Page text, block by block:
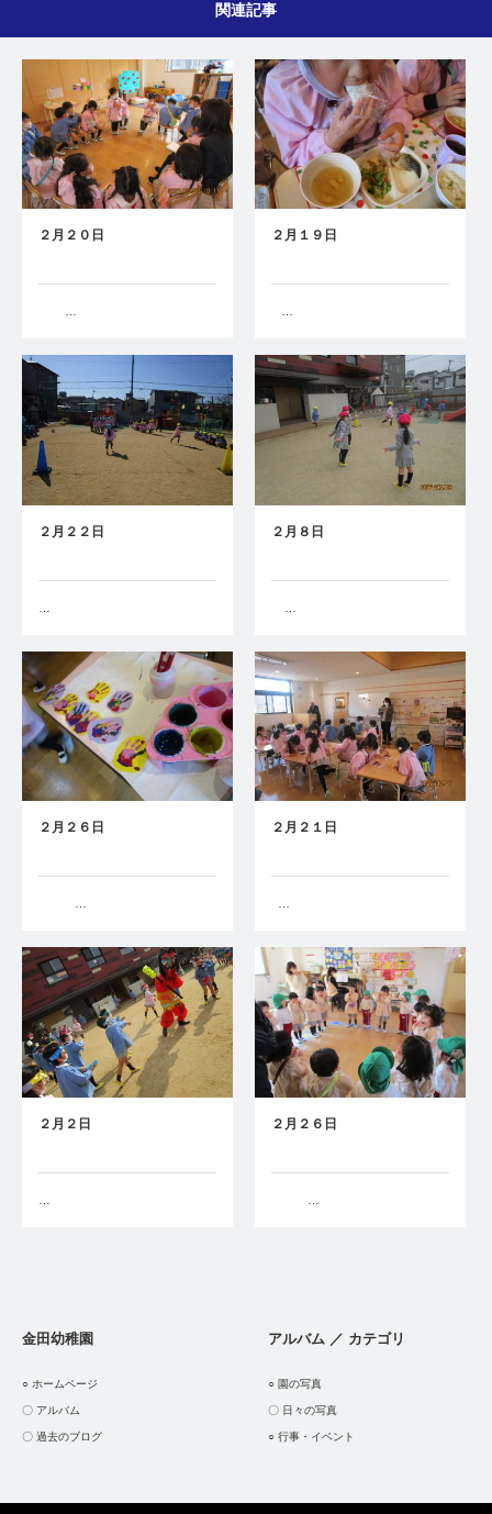
関連記事
２月２０日
…
２月１９日
…
２月２２日 ２月８日
２月２６日 ２月２１日
２月２日 ２月２６日
金田幼稚園
○ ホームページ
〇 アルバム
〇 過去のブログ
アルバム ／ カテゴリ
○ 園の写真
〇 日々の写真
○ 行事・イベント